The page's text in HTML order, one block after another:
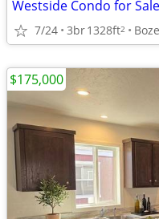
Westside Condo for
7/24 3br1328ft2
$175,000